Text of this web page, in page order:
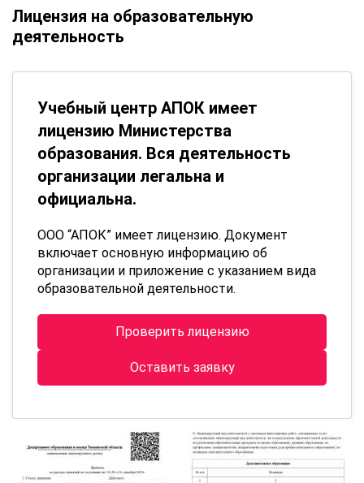
Лицензия на образовательную
деятельность
Учебный центр АПОК имеет
лицензию Министерства
образования. Вся деятельность
организации легальна и
официальна.
ООО “АПОК” имеет лицензию. Документ
включает основную информацию об
организации и приложение с указанием вида
образовательной деятельности.
Проверить лицензию
Оставить заявку